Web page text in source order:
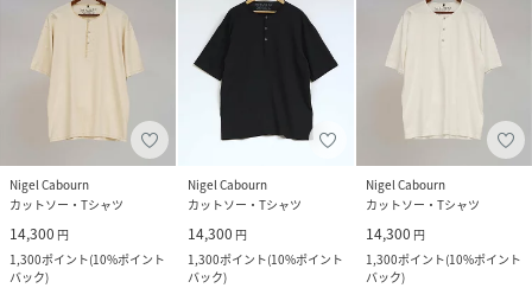
Nigel Cabourn
カットソー・Tシャツ
14,300 円
1,300ポイント(10%ポイント
バック)
Nigel Cabourn
カットソー・Tシャツ
14,300 円
1,300ポイント(10%ポイント
バック)
Nigel Cabourn
カットソー・Tシャツ
14,300 円
1,300ポイント(10%ポイント
バック)